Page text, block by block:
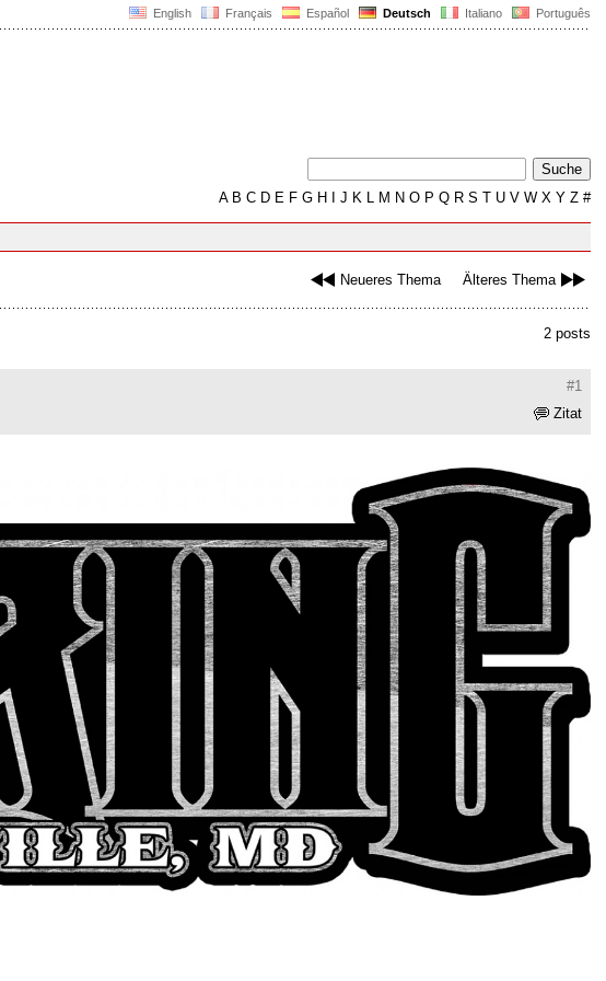
English Français Español Deutsch Italiano Português
AB C D E F G H J K L M N O P Q R S T U V W X Y Z #
Neueres Thema Älteres Thema
2 posts
#1
Zitat